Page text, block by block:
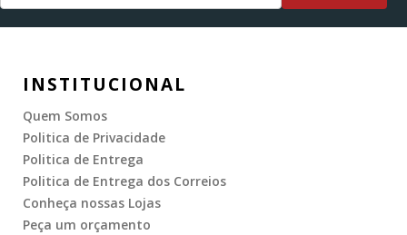
INSTITUCIONAL
Quem Somos
Politica de Privacidade
Politica de Entrega
Politica de Entrega dos Correios
Conheça nossas Lojas
Peça um orçamento